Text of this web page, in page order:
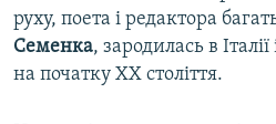
руху, поета і редактора
Семенка, зародилась в
на початку ХХ століття.